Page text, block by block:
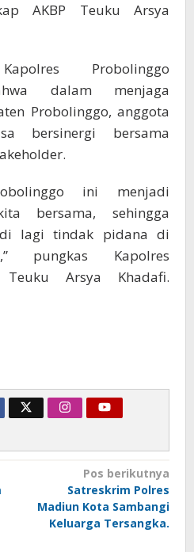
AKBP Teuku Arsya
Probolinggo
dalam menjaga
Probolinggo, anggota
bersinergi bersama
ini menjadi
bersama, sehingga
lagi tindak pidana di
pungkas Kapolres
Teuku Arsya Khadafi.
Pos berikutnya
Satreskrim Polres
Madiun Kota Sambangi
Keluarga Tersangka.